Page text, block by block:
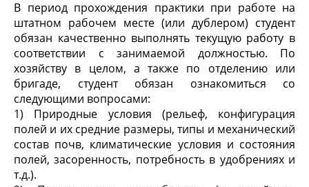
В период прохождения практики при работе на
штатном рабочем месте (или дублером) студент
обязан качественно выполнять текущую работу в
соответствии с занимаемой должностью. По
хозяйству в целом, а также по отделению или
бригаде, студент обязан ознакомиться со
следующими вопросами:
1) Природные условия (рельеф, конфигурация
полей и их средние размеры, типы и механический
состав почв, климатические условия и состояния
полей, засоренность, потребность в удобрениях и
т.д.).